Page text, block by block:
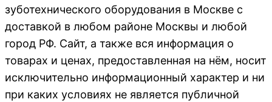
зуботехнического оборудования в Москве с
доставкой в любом районе Москвы и любой
город РФ. Сайт, а также вся информация о
товарах и ценах, предоставленная на нём, носит
исключительно информационный характер и ни
при каких условиях не является публичной